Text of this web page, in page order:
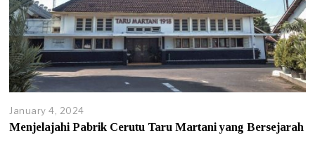
January 4, 2024
Menjelajahi Pabrik Cerutu Taru Martani yang Bersejarah